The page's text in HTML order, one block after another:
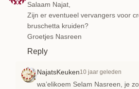
Salaam Najat,
Zijn er eventueel vervangers voor
bruschetta kruiden?
Groetjes Nasreen
Reply
NajatsKeuken10 jaar geleden
wa’elikoem Selam Nasreen, je